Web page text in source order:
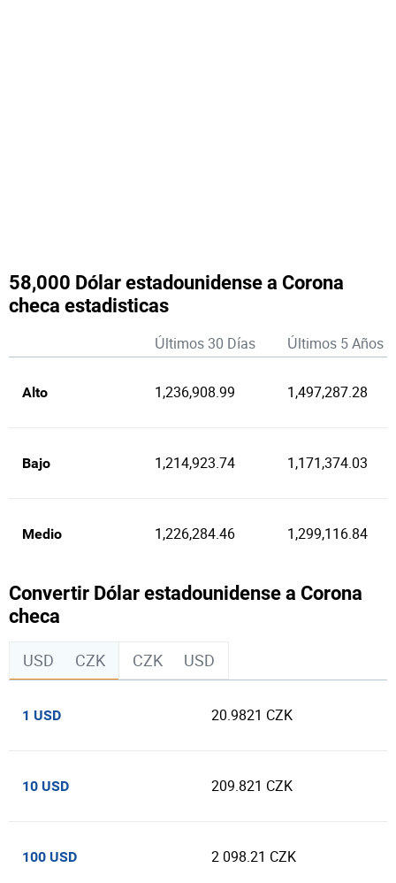
58,000 Dólar estadounidense a Corona
checa estadisticas
Últimos 30 Días Últimos 5 Años
Alto 1,236,908.99 1,497,287.28
Bajo 1,214,923.74 1,171,374.03
Medio 1,226,284.46 1,299,116.84
Convertir Dólar estadounidense a Corona
checa
USD CZK CZK USD
1 USD 20.9821 CZK
10 USD 209.821 CZK
100 USD 2 098.21 CZK